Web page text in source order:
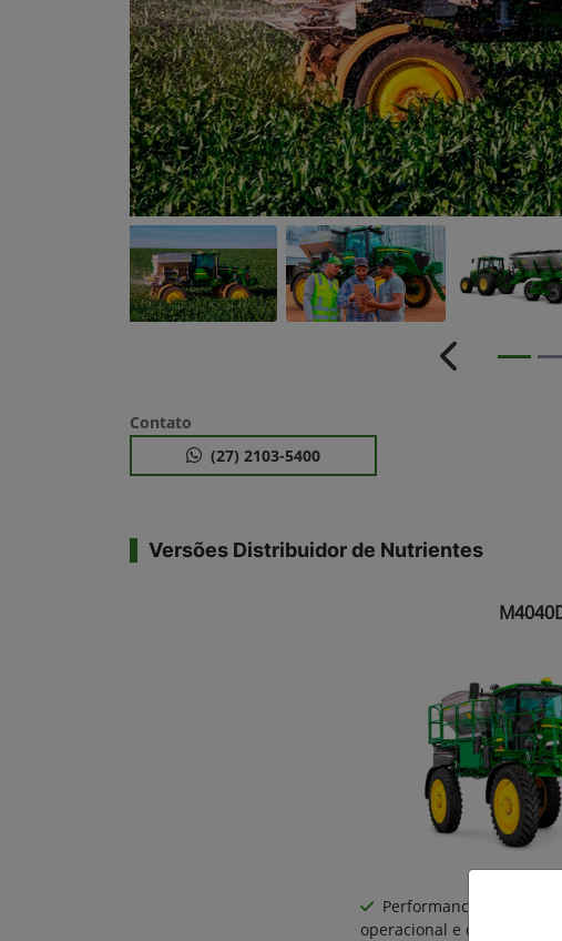
Anterior
Contato
(27) 2103-5400
Versões Distribuidor de Nutrientes
Performance: 13%
operacional e caixa New